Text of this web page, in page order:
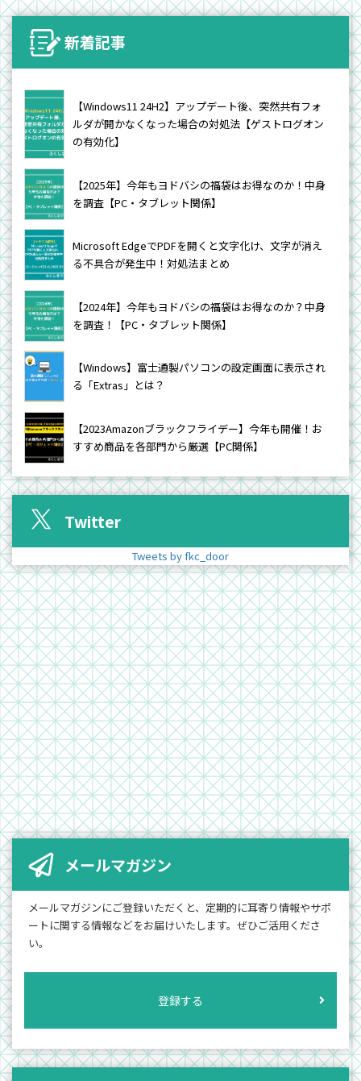
新着記事
【Windows11 24H2】アップデート後、突然共有フォ
ルダが開かなくなった場合の対処法【ゲストログオン
の有効化】
【2025年】今年もヨドバシの福袋はお得なのか！中身
を調査【PC・タブレット関係】
Microsoft EdgeでPDFを開くと文字化け、文字が消え
る不具合が発生中！対処法まとめ
【2024年】今年もヨドバシの福袋はお得なのか？中身
を調査！【PC・タブレット関係】
【Windows】富士通製パソコンの設定画面に表示され
る「Extras」とは？
【2023Amazonブラックフライデー】今年も開催！お
すすめ商品を各部門から厳選【PC関係】
Twitter
Tweets by fkc_door
メールマガジン
メールマガジンにご登録いただくと、定期的に耳寄り情報やサポ
ートに関する情報などをお届けいたします。ぜひご活用くださ
い。
登録する